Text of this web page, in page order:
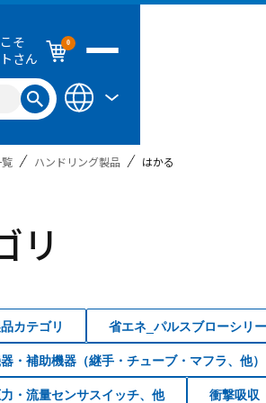
そ
さん
0
ハンドリング製品 はかる
リ
カテゴリ 省エネ_パルスブローシリ
・補助機器（継手・チューブ・マフラ、他）
・流量センサスイッチ、他
衝撃吸収